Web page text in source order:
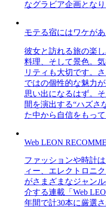
なグラビア企画となり
モテる宿にはワケが
彼女と訪れる旅の楽
料理、そして景色。
リティも大切です。
ではの個性的な魅力
思い出になるはず。
間を演出する“ハズさ
た中から自信をもって
Web LEON
ファッションや時計
ィー、エレクトロニ
がさまざまなジャン
介する連載「Web
年間で計30本に厳選